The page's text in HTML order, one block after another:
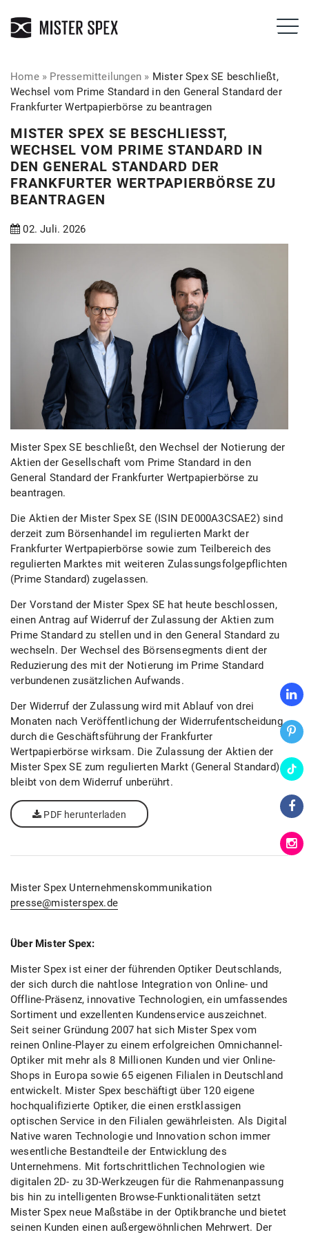
Home» Pressemitteilungen » Mister Spex SE beschließt,
Wechsel vom Prime Standard in den General Standard der
Frankfurter Wertpapierbörse zu beantragen
MISTER SPEX SE BESCHLIESST, W
ECHSEL VOM PRIME STANDARD IN D
EN GENERAL STANDARD DER F
RANKFURTER WERTPAPIERBÖRSE ZU B
EANTRAGEN
02. Juli. 2026
Mister Spex SE beschließt, den Wechsel der Notierung der
Aktien der Gesellschaft vom Prime Standard in den
General Standard der Frankfurter Wertpapierbörse zu
beantragen.
Die Aktien der Mister Spex SE (ISIN DE000A3CSAE2) sind
derzeit zum Börsenhandel im regulierten Markt der
Frankfurter Wertpapierbörse sowie zum Teilbereich des
regulierten Marktes mit weiteren Zulassungsfolgepflichten
(Prime Standard) zugelassen.
Der Vorstand der Mister Spex SE hat heute beschlossen,
einen Antrag auf Widerruf der Zulassung der Aktien zum
Prime Standard zu stellen und in den General Standard zu
wechseln. Der Wechsel des Börsensegments dient der
Reduzierung des mit der Notierung im Prime Standard
verbundenen zusätzlichen Aufwands.
Der Widerruf der Zulassung wird mit Ablauf von drei
Monaten nach Veröffentlichung der Widerrufentscheidung
durch die Geschäftsführung der Frankfurter
Wertpapierbörse wirksam. Die Zulassung der Aktien der
Mister Spex SE zum regulierten Markt (General Standard)
bleibt von dem Widerruf unberührt.
PDF herunterladen
Mister Spex Unternehmenskommunikation
presse@misterspex.de
Über Mister Spex:
Mister Spex ist einer der führenden Optiker Deutschlands,
der sich durch die nahtlose Integration von Online- und
Offline-Präsenz, innovative Technologien, ein umfassendes
Sortiment und exzellenten Kundenservice auszeichnet.
Seit seiner Gründung 2007 hat sich Mister Spex vom
reinen Online-Player zu einem erfolgreichen Omnichannel-
Optiker mit mehr als 8 Millionen Kunden und vier Online-
Shops in Europa sowie 65 eigenen Filialen in Deutschland
entwickelt. Mister Spex beschäftigt über 120 eigene
hochqualifizierte Optiker, die einen erstklassigen
optischen Service in den Filialen gewährleisten. Als Digital
Native waren Technologie und Innovation schon immer
wesentliche Bestandteile der Entwicklung des
Unternehmens. Mit fortschrittlichen Technologien wie
digitalen 2D- zu 3D-Werkzeugen für die Rahmenanpassung
bis hin zu intelligenten Browse-Funktionalitäten setzt
Mister Spex neue Maßstäbe in der Optikbranche und bietet
seinen Kunden einen außergewöhnlichen Mehrwert. Der